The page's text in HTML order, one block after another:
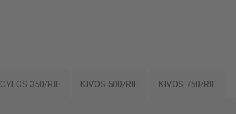
CYLOS 350/RIE KIVOS 500/RIE KIVOS 750/RIE